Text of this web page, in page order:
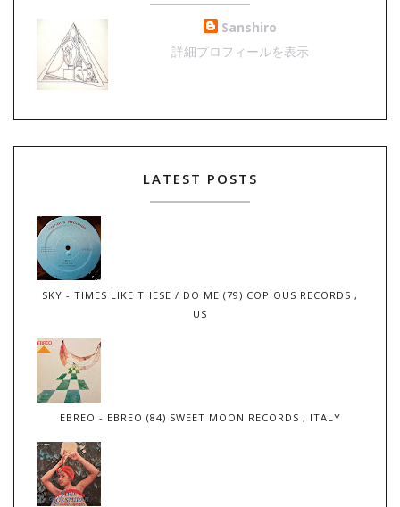
Sanshiro
詳細プロフィールを表示
LATEST POSTS
SKY - TIMES LIKE THESE / DO ME (79) COPIOUS RECORDS ,
US
EBREO - EBREO (84) SWEET MOON RECORDS , ITALY